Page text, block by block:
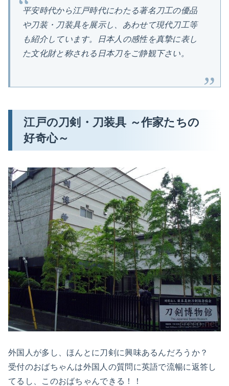
平安時代から江戸時代にわたる著名刀工の優品
や刀装・刀装具を展示し、あわせて現代刀工等
も紹介しています。日本人の感性を真摯に表し
た文化財と称される日本刀をご静観下さい。
江戸の刀剣・刀装具 ～作家たちの
好奇心～
外国人が多し、ほんとに刀剣に興味あるんだろうか？
受付のおばちゃんは外国人の質問に英語で流暢に返答し
てるし、このおばちゃんできる！！